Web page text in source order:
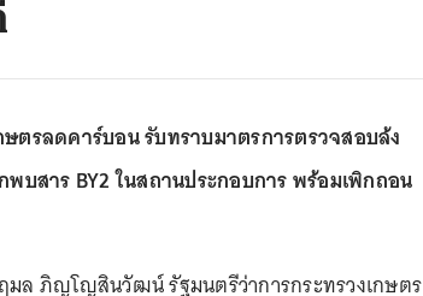
ตรลดคาร์บอน รับทราบมาตรการตรวจสอบล้ง
บสาร BY2 ในสถานประกอบการ พร้อมเพิกถอน
ล ภิญโญสินวัฒน์ รัฐมนตรีว่าการกระทรวงเกษตร